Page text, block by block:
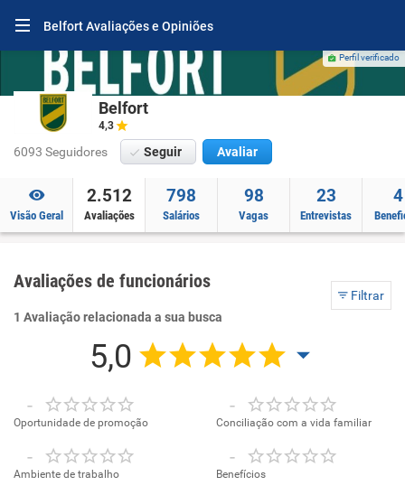
Belfort Avaliações e Opiniões
Perfil verificado
Belfort
4,3
6093 Seguidores Seguir Avaliar
Visão Geral
2.512
Avaliações
798
Salários
98
Vagas
23
Entrevistas
4
Avaliações de funcionários
Filtrar
1 Avaliação relacionada a sua busca
5,0
-
Oportunidade de promoção
-
Conciliação com a vida familiar
-
Ambiente de trabalho
-
Benefícios